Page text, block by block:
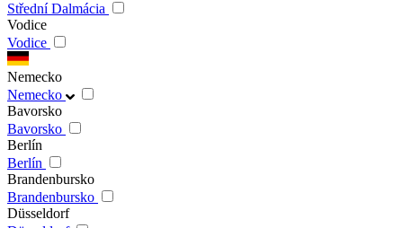
Střední Dalmácia
Vodice
Vodice
Nemecko
Nemecko
Bavorsko
Bavorsko
Berlín
Berlín
Brandenbursko
Brandenbursko
Düsseldorf